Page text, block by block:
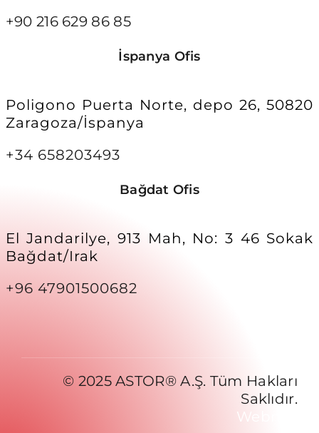
+90 216 629 86 85
İspanya Ofis
Poligono Puerta Norte, depo 26, 50820
Zaragoza/İspanya
+34 658203493
Bağdat Ofis
El Jandarilye, 913 Mah, No: 3 46 Sokak
Bağdat/Irak
+96 47901500682
© 2025 ASTOR® A.Ş. Tüm Hakları
Saklıdır.
Webnex